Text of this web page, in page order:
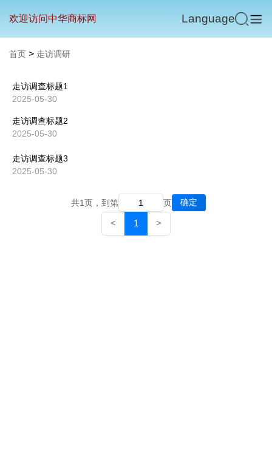
欢迎访问中华商标网 Language
首页 > 走访调研
走访调查标题1
2025-05-30
走访调查标题2
2025-05-30
走访调查标题3
2025-05-30
共1页，到第 页 确定
< 1 >